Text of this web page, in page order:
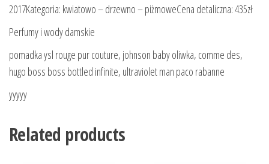
2017Kategoria: kwiatowo – drzewno – piżmoweCena detaliczna: 435zł
Perfumy i wody damskie
pomadka ysl rouge pur couture, johnson baby oliwka, comme des,
hugo boss boss bottled infinite, ultraviolet man paco rabanne
yyyyy
Related products